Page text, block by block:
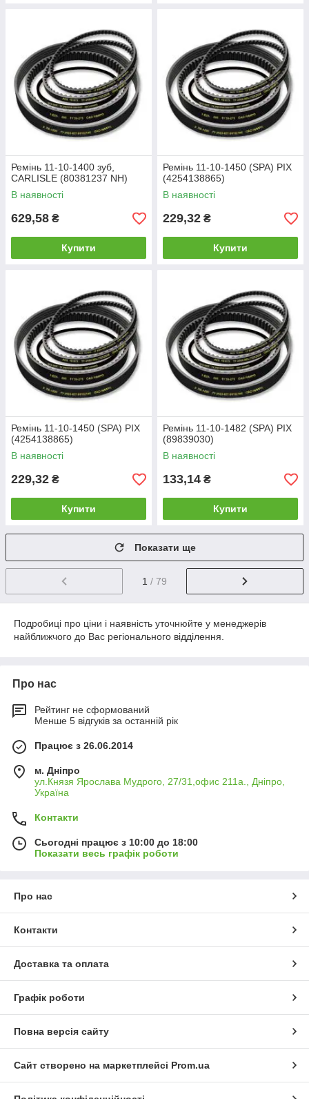
Ремінь 11-10-1400 зуб,
CARLISLE (80381237 NH)
В наявності
629,58 ₴
Купити
Ремінь 11-10-1450 (SPA) PIX
(4254138865)
В наявності
229,32 ₴
Купити
Ремінь 11-10-1450 (SPA) PIX
(4254138865)
В наявності
229,32 ₴
Купити
Ремінь 11-10-1482 (SPA) PIX
(89839030)
В наявності
133,14 ₴
Купити
Показати ще
1 / 79
Подробиці про ціни і наявність уточнюйте у менеджерів
найближчого до Вас регіонального відділення.
Про нас
Рейтинг не сформований
Менше 5 відгуків за останній рік
Працює з 26.06.2014
м. Дніпро
ул.Князя Ярослава Мудрого, 27/31,офис 211а., Дніпро,
Україна
Контакти
Сьогодні працює з 10:00 до 18:00
Показати весь графік роботи
Про нас
Контакти
Доставка та оплата
Графік роботи
Повна версія сайту
Сайт створено на маркетплейсі Prom.ua